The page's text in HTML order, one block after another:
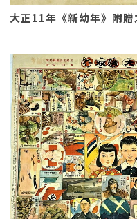
大正11年《新幼年》附贈